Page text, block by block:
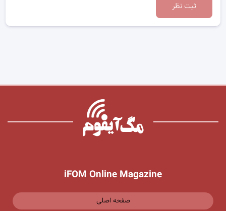
ثبت نظر
iFOM Online Magazine
صفحه اصلی